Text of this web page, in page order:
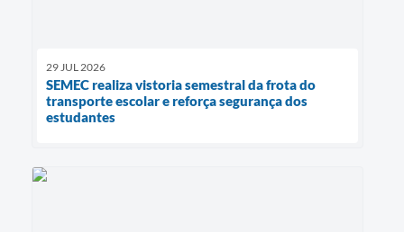
29 JUL 2026
SEMEC realiza vistoria semestral da frota do
transporte escolar e reforça segurança dos
estudantes